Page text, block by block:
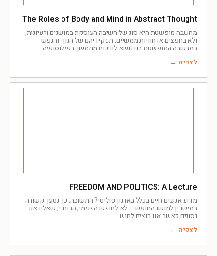
The Roles of Body and Mind in Abstract Thought
מחשבה מופשטת היא סוג של חשיבה העוסקת במושגים ורעיונות,
ולא בחפצים או חוויות ממשיים. תפקידיהם של הגוף והנפש
במחשבה המופשטת הם נושא לוויכוח מתמשך בפילוסופיה
לצפיה ←
FREEDOM AND POLITICS: A Lecture
מדוע אנשים חיים בכלל בארגון פוליטי? התשובה, כך נטען, קשורה
במישרין למושג החופש – לא לחופש הפנימי, הרוחני, שאליו אנו
נסוגים כאשר אנו רוצים לחוש
לצפיה ←